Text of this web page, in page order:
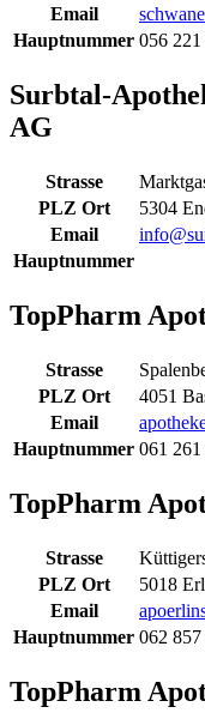
Email
Hauptnummer 056
Surbtal-
AG
Strasse
PLZ Ort
5304
Email
Hauptnummer
TopPharm
Strasse
PLZ Ort
4051
Email
Hauptnummer 061
TopPharm
Strasse
PLZ Ort
5018
Email
Hauptnummer 062
TopPharm